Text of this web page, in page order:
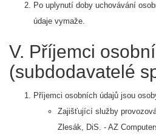
Po uplynutí doby uchovávání
údaje vymaže.
V. Příjemci
(subdodavatelé
Příjemci osobních údajů jsou
Zajišťující služby
Zlesák, DiS. - AZ